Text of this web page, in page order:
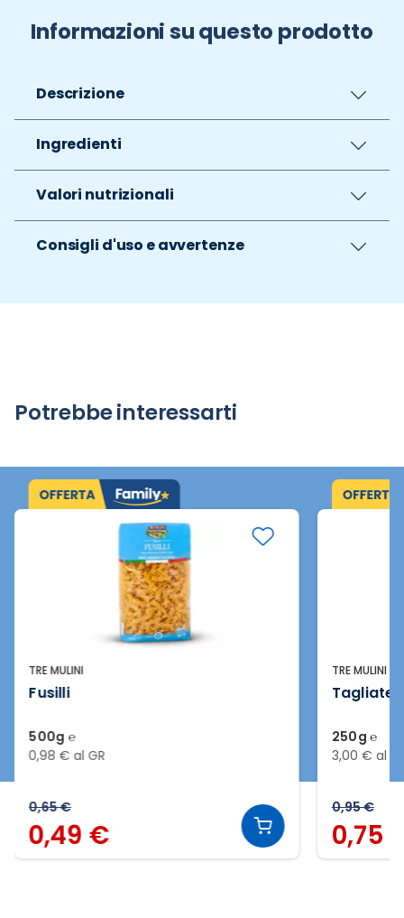
Informazioni su questo prodotto
Descrizione
Ingredienti
Valori nutrizionali
Consigli d'uso e avvertenze
Potrebbe interessarti
TRE MULINI
Fusilli
500g ℮
0,98 € al GR
0,65 €
0,49 €
TRE MULINI
250g ℮
3,00 € al
0,95 €
0,75